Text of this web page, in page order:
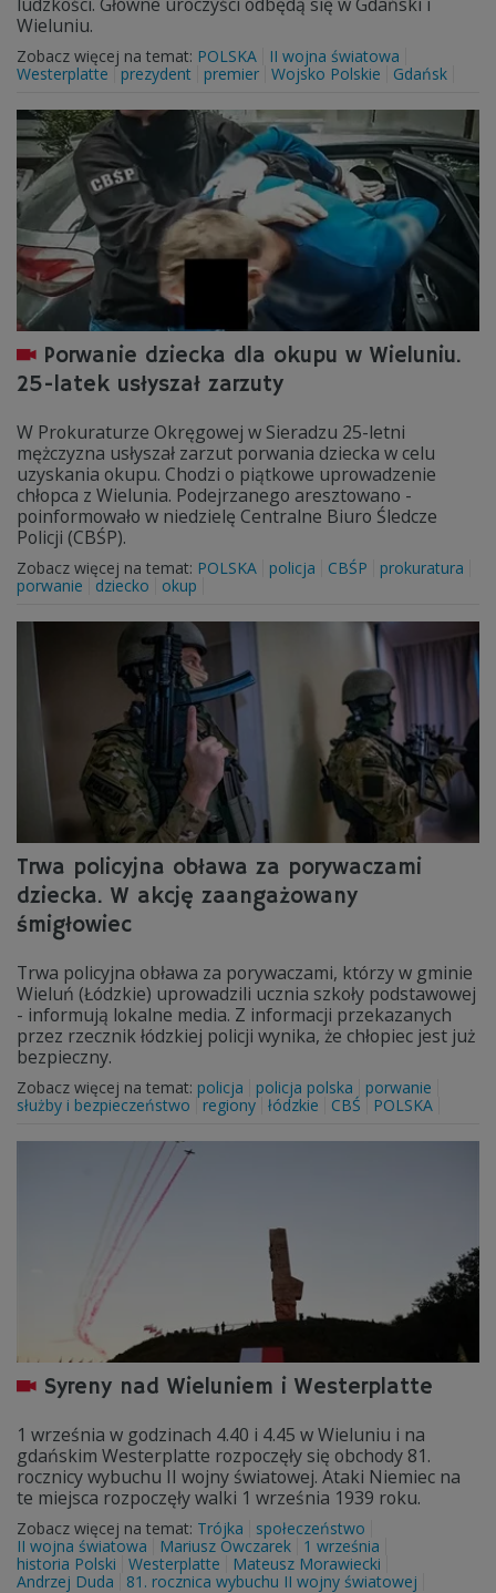
Wieluniu.
Zobacz więcej na temat: POLSKA
II wojna światowa
Westerplatte
prezydent premier Wojsko Polskie Gdańsk
Porwanie dziecka dla okupu w Wieluniu.
25-latek usłyszał zarzuty
W Prokuraturze Okręgowej w Sieradzu 25-letni
mężczyzna usłyszał zarzut porwania dziecka w celu
uzyskania okupu. Chodzi o piątkowe uprowadzenie
chłopca z Wielunia. Podejrzanego aresztowano -
poinformowało w niedzielę Centralne Biuro Śledcze
Policji (CBŚP).
Zobacz więcej na temat: POLSKA policja CBŚP
prokuratura
porwanie
dziecko okup
Trwa policyjna obława za porywaczami
dziecka. W akcję zaangażowany
śmigłowiec
Trwa policyjna obława za porywaczami, którzy w gminie
Wieluń (Łódzkie) uprowadzili ucznia szkoły podstawowej
- informują lokalne media. Z informacji przekazanych
przez rzecznik łódzkiej policji wynika, że chłopiec jest już
bezpieczny.
Zobacz więcej na temat: policja policja polska
porwanie
służby i bezpieczeństwo
regiony łódzkie CBŚ POLSKA
Syreny nad Wieluniem i Westerplatte
1 września w godzinach 4.40 i 4.45 w Wieluniu i na
gdańskim Westerplatte rozpoczęły się obchody 81.
rocznicy wybuchu II wojny światowej. Ataki Niemiec na
te miejsca rozpoczęły walki 1 września 1939 roku.
Zobacz więcej na temat: Trójka
społeczeństwo
II wojna światowa
Mariusz Owczarek
1 września
historia Polski
Westerplatte
Mateusz Morawiecki
Andrzej Duda
81. rocznica wybuchu II wojny światowej